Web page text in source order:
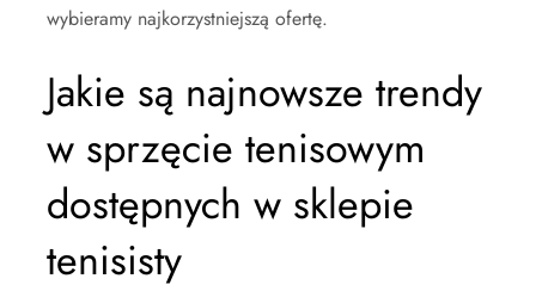
wybieramy najkorzystniejszą ofertę.
Jakie są najnowsze trendy
w sprzęcie tenisowym
dostępnych w sklepie
tenisisty